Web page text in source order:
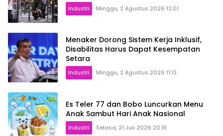
Industri Minggu, 2 Agustus 2026 12:01
Menaker Dorong Sistem Kerja Inklusif,
Disabilitas Harus Dapat Kesempatan
Setara
Industri Minggu, 2 Agustus 2026 11:13
Es Teler 77 dan Bobo Luncurkan Menu
Anak Sambut Hari Anak Nasional
Industri Selasa, 21 Juli 2026 20:19